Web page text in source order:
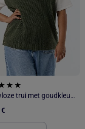
Mouwloze trui met goudkleurige sieraden